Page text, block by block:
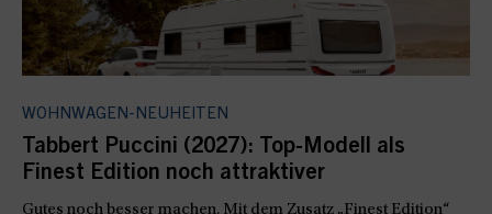
WOHNWAGEN-NEUHEITEN
Tabbert Puccini (2027): Top-Modell als
Finest Edition noch attraktiver
Gutes noch besser machen. Mit dem Zusatz „Finest Edition“